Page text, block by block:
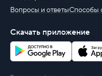
Вопросы и ответыСпособы
Скачать приложение